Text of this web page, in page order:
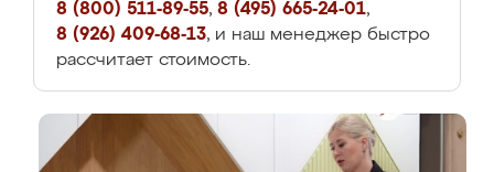
8 (800) 511-89-55, 8 (495) 665-24-01,
8 (926) 409-68-13, и наш менеджер быстро
рассчитает стоимость.